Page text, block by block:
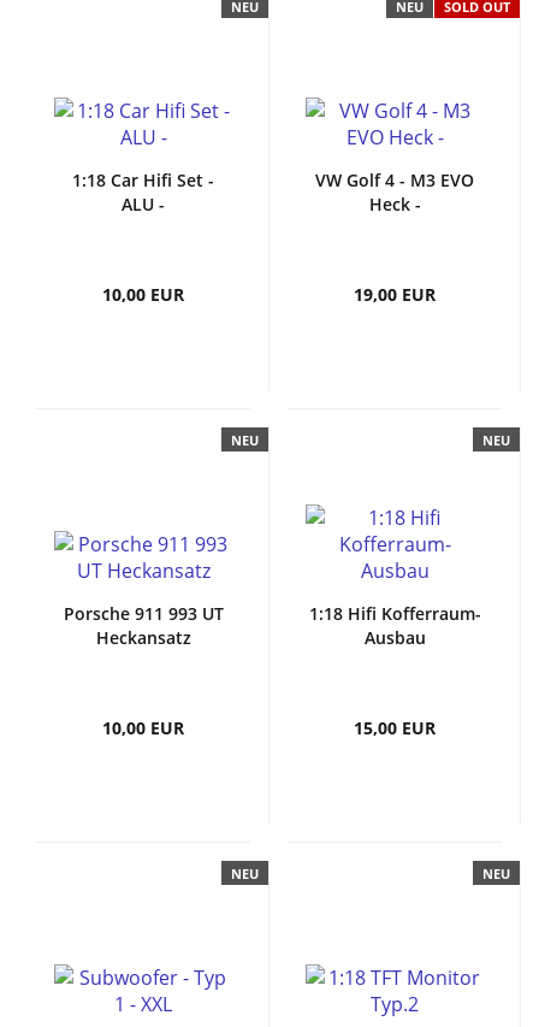
NEU
1:18 Car Hifi Set -
ALU -
10,00 EUR
NEU SOLD OUT
VW Golf 4 - M3 EVO
Heck -
19,00 EUR
NEU
Porsche 911 993 UT
Heckansatz
10,00 EUR
NEU
1:18 Hifi Kofferraum-
Ausbau
15,00 EUR
NEU NEU